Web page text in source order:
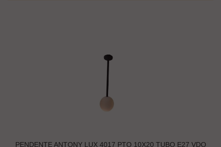
PENDENTE ANTONY LUX 4017 PTO 10X20 TUBO E27 VDO